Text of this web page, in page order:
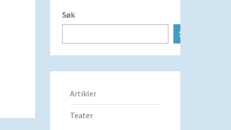
Søk
Søk
Artikler
Teater